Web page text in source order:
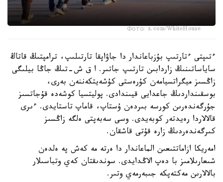
Фото: x.com/WhiteHouse
ءتىپتى ءتارتىپ بۇزباعاندار دا جاۋاپقا تارتىلىپ، ترامپتىڭ قاتاڭ
ساياساتىنىڭ زاردابىن تارتىپ جاتىر. ا ق ش-تىڭ جاڭا بيلىگى
زاڭسىز ميگراتسيامەن كۇرەستى كۇشەيتكەننەن بەرى،
بوسقىنداردىڭ جاعدايى قيىندادى. پوليتسيا كوشەدە قۇجاتسىز
جۇرگەندەرىن كورسە بىردەن ۇستاپ، قاماپ تاستايدى. ءىرى
قالالاردا رەيدتەر كوبەيدى. وسى سەبەپتى ەلگە زاڭسىز
كىرگەندەردىڭ زارە قۇتى قاشقان.
امەريكا ازاماتتىعىن الماعاندار دا ەرتە مە كەش پە ەلدەن
شىعارىلامىز با دەپ الاڭدايدى. سوندىقتان كەي وتباسىلار
بالالارىن مەكتەپكە جىبەرمەي وتىر.